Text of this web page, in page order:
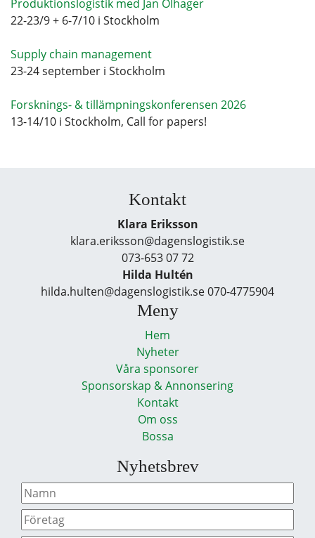
Produktionslogistik med Jan Olhager
22-23/9 + 6-7/10 i Stockholm
Supply chain management
23-24 september i Stockholm
Forsknings- & tillämpningskonferensen 2026
13-14/10 i Stockholm, Call for papers!
Kontakt
Klara Eriksson
klara.eriksson@dagenslogistik.se
073-653 07 72
Hilda Hultén
hilda.hulten@dagenslogistik.se 070-4775904
Meny
Hem
Nyheter
Våra sponsorer
Sponsorskap & Annonsering
Kontakt
Om oss
Bossa
Nyhetsbrev